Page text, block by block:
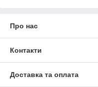
Про нас
Контакти
Доставка та оплата